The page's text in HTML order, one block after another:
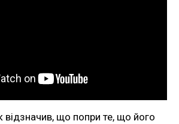
що попри те, що його